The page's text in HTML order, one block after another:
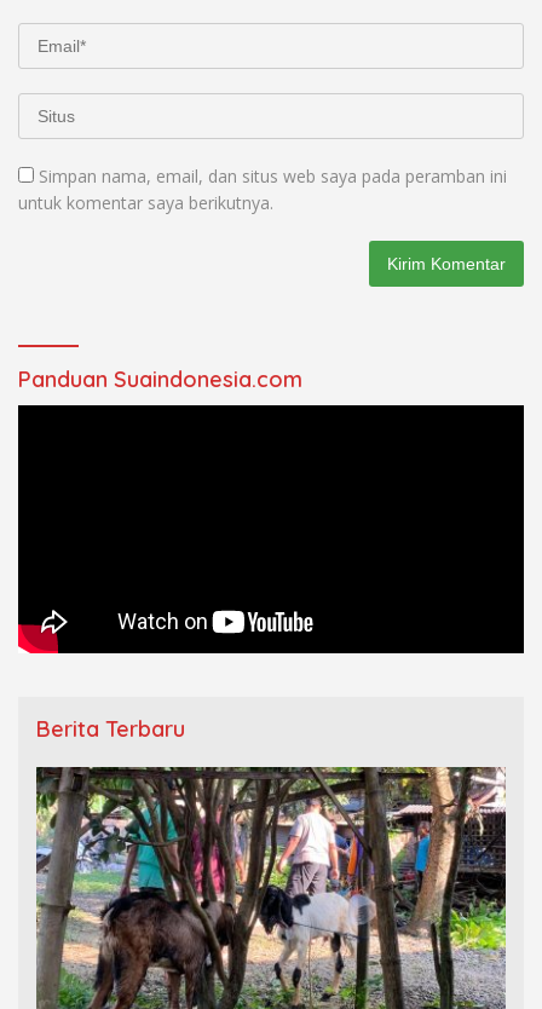
Simpan nama, email, dan situs web saya pada peramban ini
untuk komentar saya berikutnya.
Panduan Suaindonesia.com
Berita Terbaru